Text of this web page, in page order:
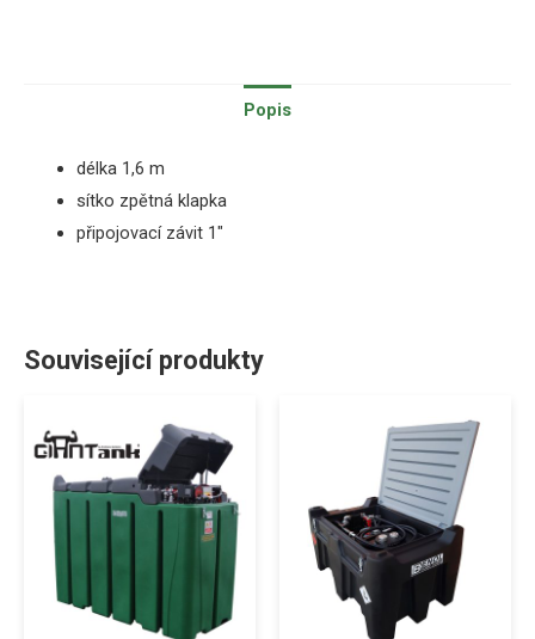
Popis
délka 1,6 m
sítko zpětná klapka
připojovací závit 1″
Související produkty